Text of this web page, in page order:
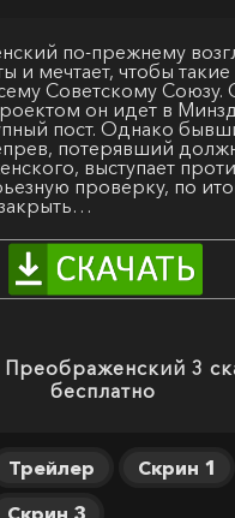
по-прежнему
и мечтает, чтобы такие
Советскому Союзу.
он идет в
пост. Однако
потерявший
выступает
проверку, по
3
бесплатно
Трейлер
Скрин 1
Скрин 3